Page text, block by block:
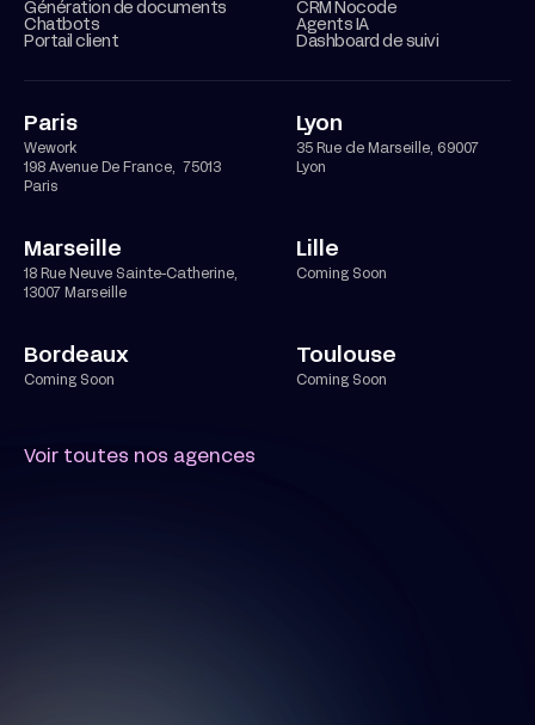
Génération de documents
Chatbots
Portail client
CRM Nocode
Agents IA
Dashboard de suivi
Paris
Wework
198 Avenue De France, 75013
Paris
Lyon
35 Rue de Marseille, 69007
Lyon
Marseille
18 Rue Neuve Sainte-Catherine,
13007 Marseille
Lille
Coming Soon
Bordeaux
Coming Soon
Toulouse
Coming Soon
Voir toutes nos agences